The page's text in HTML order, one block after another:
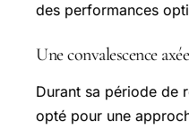
des performances
Une convalescence
Durant sa période de
opté pour une